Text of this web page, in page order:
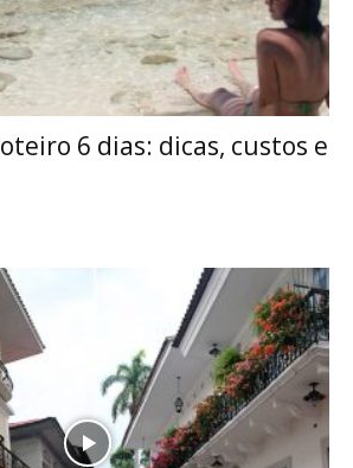
6 dias: dicas, custos e